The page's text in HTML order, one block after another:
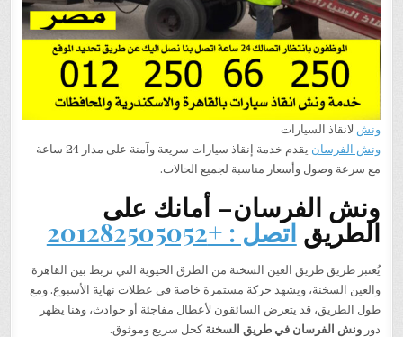
ونش لانقاذ السيارات
ونش الفرسان
يقدم خدمة إنقاذ سيارات سريعة وآمنة على مدار 24 ساعة
مع سرعة وصول وأسعار مناسبة لجميع الحالات.
ونش الفرسان– أمانك على
الطريق اتصل : +201282505052
يُعتبر طريق طريق العين السخنة من الطرق الحيوية التي تربط بين القاهرة
والعين السخنة، ويشهد حركة مستمرة خاصة في عطلات نهاية الأسبوع. ومع
طول الطريق، قد يتعرض السائقون لأعطال مفاجئة أو حوادث، وهنا يظهر
دورونش الفرسان في طريق السخنة كحل سريع وموثوق.